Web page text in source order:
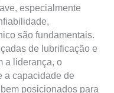
especialmente
são fundamentais.
de lubrificação e
a liderança, o
a capacidade de
posicionados para